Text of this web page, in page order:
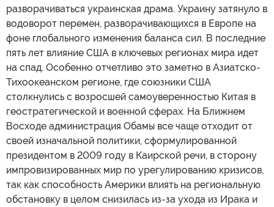
разворачиваться украинская драма. Украину затянуло в
водоворот перемен, разворачивающихся в Европе на
фоне глобального изменения баланса сил. В последние
пять лет влияние США в ключевых регионах мира идет
на спад. Особенно отчетливо это заметно в Азиатско-
Тихоокеанском регионе, где союзники США
столкнулись с возросшей самоуверенностью Китая в
геостратегической и военной сферах. На Ближнем
Восходе администрация Обамы все чаще отходит от
своей изначальной политики, сформулированной
президентом в 2009 году в Каирской речи, в сторону
импровизированных мир по урегулированию кризисов,
так как способность Америки влиять на региональную
обстановку в целом снизилась из-за ухода из Ирака и